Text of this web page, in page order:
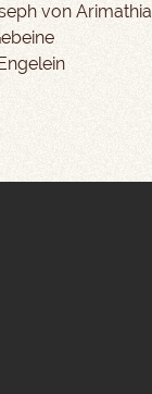
von Arimathia